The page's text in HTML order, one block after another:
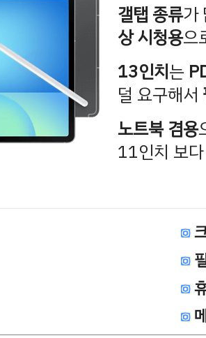
갤탭 종류가
상 시청용으
13인치는
덜 요구해서
노트북 겸용
11인치 보다